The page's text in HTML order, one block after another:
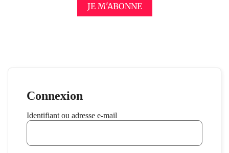
JE M'ABONNE
Connexion
Identifiant ou adresse e-mail